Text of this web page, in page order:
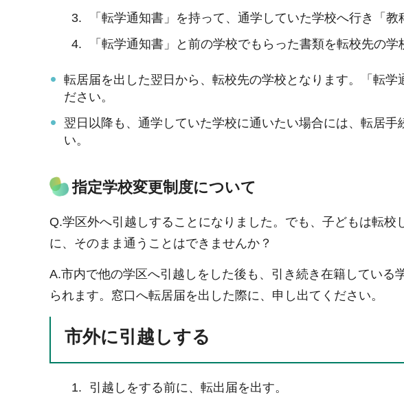
「転学通知書」を持って、通学していた学校へ行き「教
「転学通知書」と前の学校でもらった書類を転校先の学
転居届を出した翌日から、転校先の学校となります。「転
ださい。
翌日以降も、通学していた学校に通いたい場合には、転居
い。
指定学校変更制度について
Q.学区外へ引越しすることになりました。でも、子どもは転
に、そのまま通うことはできませんか？
A.市内で他の学区へ引越しをした後も、引き続き在籍している
られます。窓口へ転居届を出した際に、申し出てください。
市外に引越しする
引越しをする前に、転出届を出す。